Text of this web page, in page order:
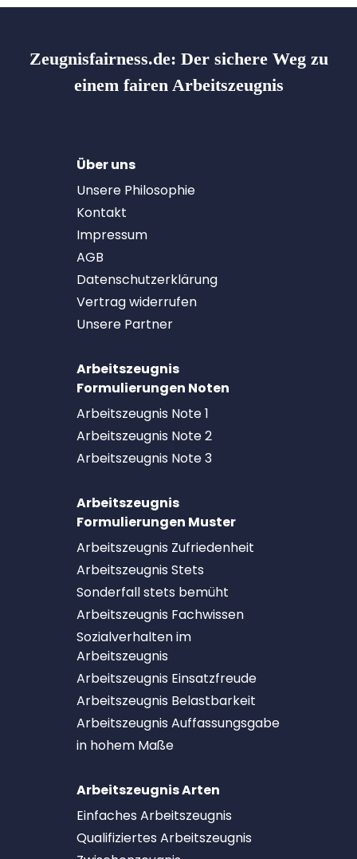
Zeugnisfairness.de: Der sichere Weg zu
einem fairen Arbeitszeugnis
Über uns
Unsere Philosophie
Kontakt
Impressum
AGB
Datenschutzerklärung
Vertrag widerrufen
Unsere Partner
Arbeitszeugnis
Formulierungen Noten
Arbeitszeugnis Note 1
Arbeitszeugnis Note 2
Arbeitszeugnis Note 3
Arbeitszeugnis
Formulierungen Muster
Arbeitszeugnis Zufriedenheit
Arbeitszeugnis Stets
Sonderfall stets bemüht
Arbeitszeugnis Fachwissen
Sozialverhalten im
Arbeitszeugnis
Arbeitszeugnis Einsatzfreude
Arbeitszeugnis Belastbarkeit
Arbeitszeugnis Auffassungsgabe
in hohem Maße
Arbeitszeugnis Arten
Einfaches Arbeitszeugnis
Qualifiziertes Arbeitszeugnis